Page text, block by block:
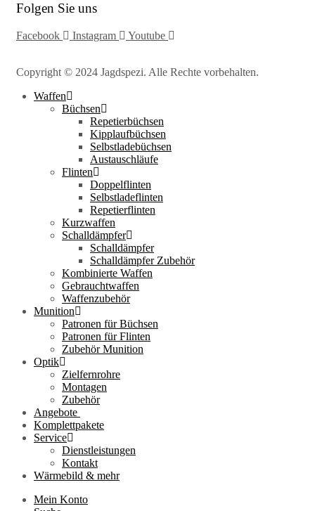
Folgen Sie uns
Facebook Instagram Youtube
Copyright © 2024 Jagdspezi. Alle Rechte vorbehalten.
Waffen
Büchsen
Repetierbüchsen
Kipplaufbüchsen
Selbstladebüchsen
Austauschläufe
Flinten
Doppelflinten
Selbstladeflinten
Repetierflinten
Kurzwaffen
Schalldämpfer
Schalldämpfer
Schalldämpfer Zubehör
Kombinierte Waffen
Gebrauchtwaffen
Waffenzubehör
Munition
Patronen für Büchsen
Patronen für Flinten
Zubehör Munition
Optik
Zielfernrohre
Montagen
Zubehör
Angebote
Komplettpakete
Service
Dienstleistungen
Kontakt
Wärmebild & mehr
Mein Konto